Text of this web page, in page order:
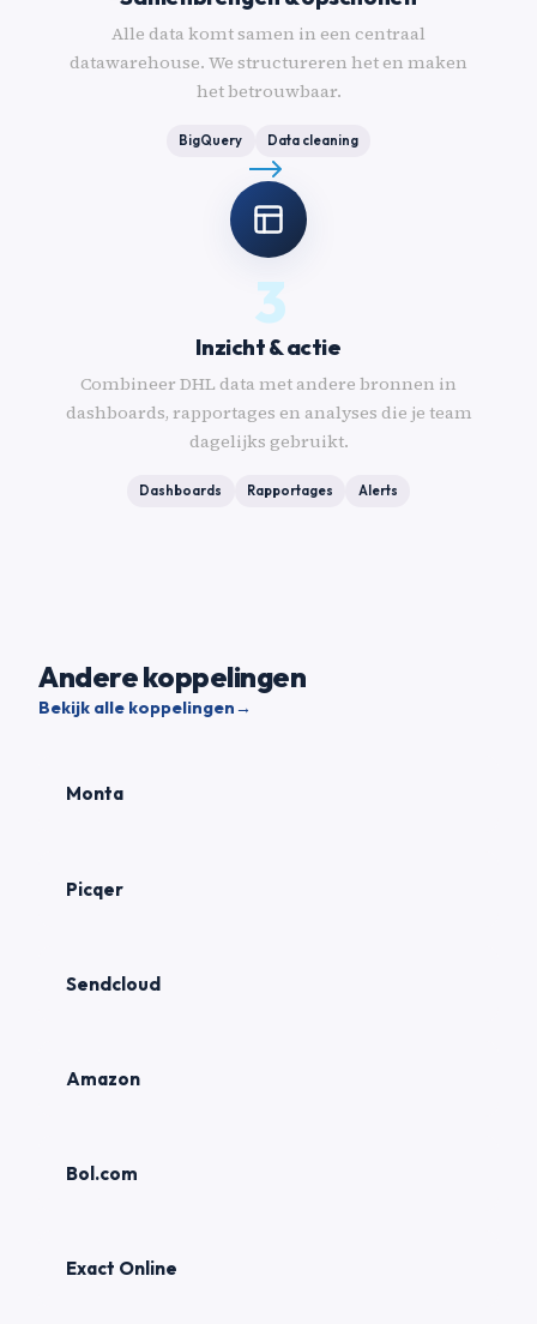
Alle data komt samen in een centraal
datawarehouse. We structureren het en maken
het betrouwbaar.
BigQuery Data cleaning
3
Inzicht & actie
Combineer DHL data met andere bronnen in
dashboards, rapportages en analyses die je team
dagelijks gebruikt.
Dashboards Rapportages Alerts
Andere koppelingen
Bekijk alle koppelingen→
Monta
Picqer
Sendcloud
Amazon
Bol.com
Exact Online